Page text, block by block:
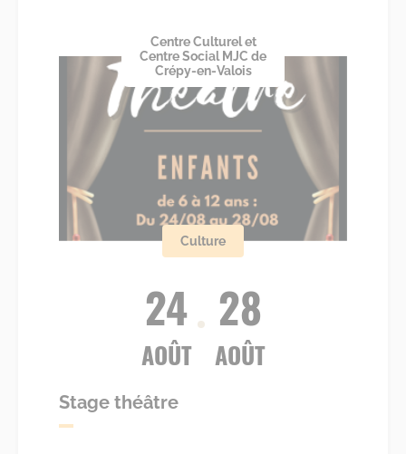
Centre Culturel et
Centre Social MJC de
Crépy-en-Valois
Culture
24
AOÛT
28
AOÛT
Stage théâtre